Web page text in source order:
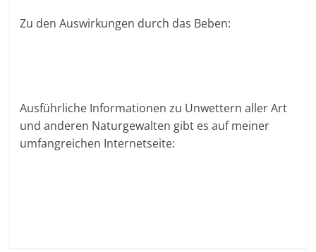
Zu den Auswirkungen durch das Beben:
Ausführliche Informationen zu Unwettern aller Art
und anderen Naturgewalten gibt es auf meiner
umfangreichen Internetseite: